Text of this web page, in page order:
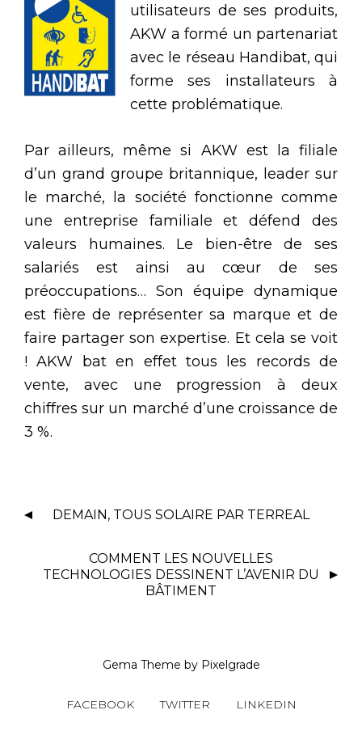
utilisateurs de ses produits,
AKW a formé un partenariat
avec le réseau Handibat, qui
forme ses installateurs à
cette problématique.
Par ailleurs, même si AKW est la filiale
d’un grand groupe britannique, leader sur
le marché, la société fonctionne comme
une entreprise familiale et défend des
valeurs humaines. Le bien-être de ses
salariés est ainsi au cœur de ses
préoccupations… Son équipe dynamique
est fière de représenter sa marque et de
faire partager son expertise. Et cela se voit
! AKW bat en effet tous les records de
vente, avec une progression à deux
chiffres sur un marché d’une croissance de
3 %.
DEMAIN, TOUS SOLAIRE PAR TERREAL
COMMENT LES NOUVELLES
TECHNOLOGIES DESSINENT L’AVENIR DU
BÂTIMENT
Gema Theme by Pixelgrade
FACEBOOK TWITTER LINKEDIN